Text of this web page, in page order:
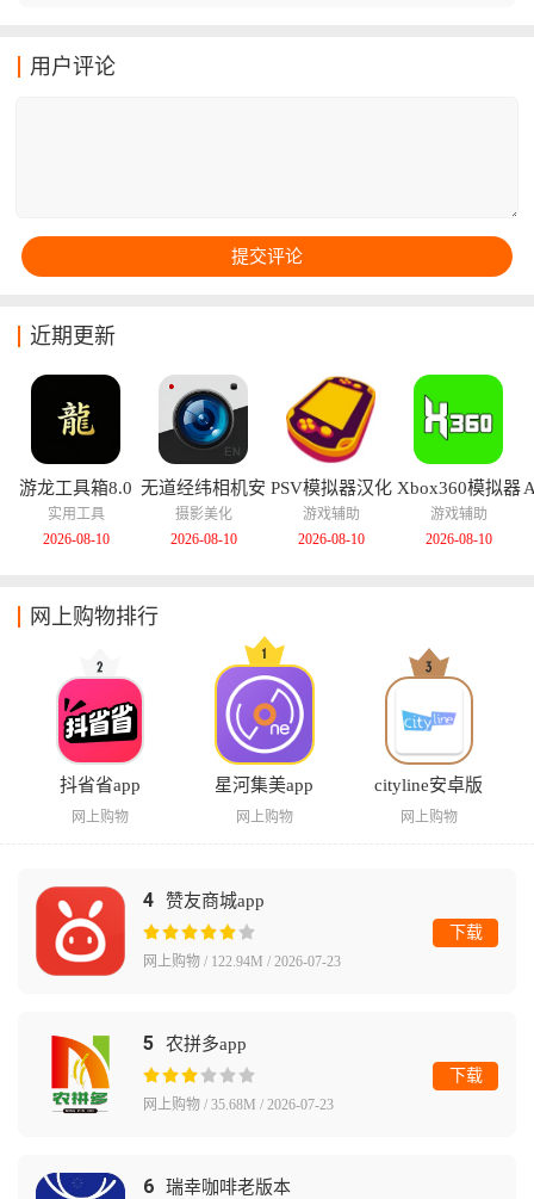
用户评论
近期更新
游龙工具箱8.0
实用工具
2026-08-10
无道经纬相机安
卓版
摄影美化
2026-08-10
PSV模拟器汉化
版
游戏辅助
2026-08-10
Xbox360模拟器
中文版
游戏辅助
2026-08-10
网上购物排行
抖省省app
网上购物
星河集美app
网上购物
cityline安卓版
网上购物
4 赞友商城app
网上购物 / 122.94M / 2026-07-23
下载
5 农拼多app
网上购物 / 35.68M / 2026-07-23
下载
6 瑞幸咖啡老版本